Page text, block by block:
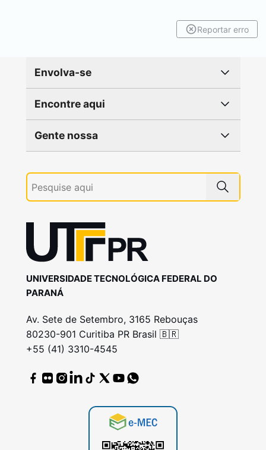
Reportar erro
Envolva-se
Encontre aqui
Gente nossa
UNIVERSIDADE TECNOLÓGICA FEDERAL DO
PARANÁ
Av. Sete de Setembro, 3165 Rebouças
80230-901 Curitiba PR Brasil 🇧🇷
+55 (41) 3310-4545